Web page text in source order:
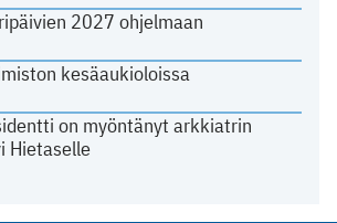
2027 ohjelmaan
kesäaukioloissa
on myöntänyt arkkiatrin
Hietaselle